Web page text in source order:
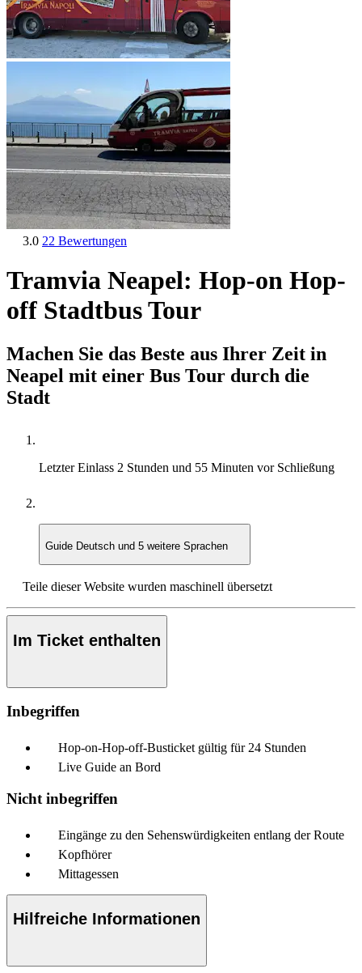
3.0 22 Bewertungen
Tramvia Neapel: Hop-on Hop-
off Stadtbus Tour
Machen Sie das Beste aus Ihrer Zeit in
Neapel mit einer Bus Tour durch die
Stadt
Letzter Einlass 2 Stunden und 55 Minuten vor Schließung
Guide Deutsch und 5 weitere Sprachen
Teile dieser Website wurden maschinell übersetzt
Im Ticket enthalten
Inbegriffen
Hop-on-Hop-off-Busticket gültig für 24 Stunden
Live Guide an Bord
Nicht inbegriffen
Eingänge zu den Sehenswürdigkeiten entlang der Route
Kopfhörer
Mittagessen
Hilfreiche Informationen